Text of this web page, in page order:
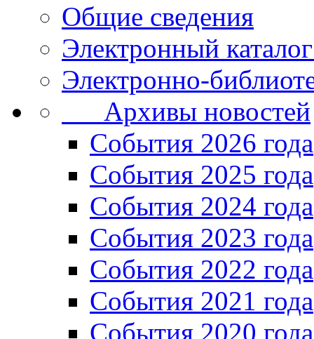
Общие сведения
Электронный
Электронно-
Архивы новостей
Cобытия 2026 года
События 2025 года
События 2024 года
События 2023 года
Cобытия 2022 года
Cобытия 2021 года
События 2020 года